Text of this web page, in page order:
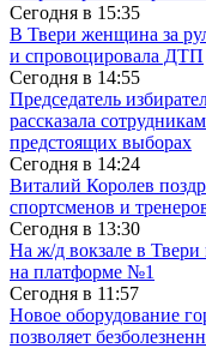
Сегодня в 15:35
В Твери женщина за
и спровоцировала ДТП
Сегодня в 14:55
Председатель
рассказала
предстоящих выборах
Сегодня в 14:24
Виталий Королев
спортсменов и
Сегодня в 13:30
На ж/д вокзале в Твери
на платформе №1
Сегодня в 11:57
Новое оборудование
позволяет